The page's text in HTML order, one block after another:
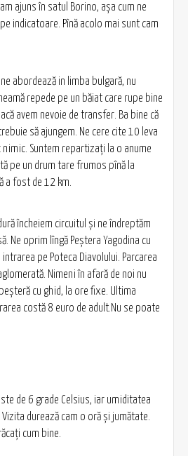
ajuns în satul Borino, așa cum ne
indicatoare. Pînă acolo mai sunt cam
abordează in limba bulgară, nu
repede pe un băiat care rupe bine
avem nevoie de transfer. Ba bine că
să ajungem. Ne cere cite 10 leva
nimic. Suntem repartizați la o anume
pe un drum tare frumos pînă la
a fost de 12 km.
încheiem circuitul și ne îndreptăm
Ne oprim lîngă Peștera Yagodina cu
pe Poteca Diavolului. Parcarea
Nimeni în afară de noi nu
cu ghid, la ore fixe. Ultima
costă 8 euro de adult.Nu se poate
de 6 grade Celsius, iar umiditatea
durează cam o oră și jumătate.
cum bine.